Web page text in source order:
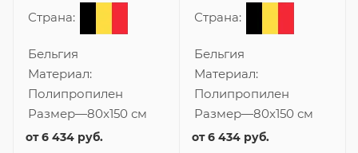
Страна:
Бельгия
Материал:
Полипропилен
Размер—80x150 см
от6 434 руб.
Страна:
Бельгия
Материал:
Полипропилен
Размер—80x150 см
от6 434 руб.